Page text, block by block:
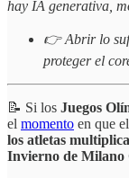
hay IA generativa,
👉 Abrir lo
proteger el
📝 Si los Juegos
el momento en que
los atletas
Invierno de Milano